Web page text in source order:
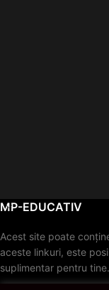
MP-EDUCATIV
Acest site poate
aceste linkuri, este
suplimentar pentru tine.